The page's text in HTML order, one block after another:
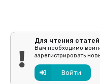
Для чтения
Вам необходимо
зарегистрировать
Войти